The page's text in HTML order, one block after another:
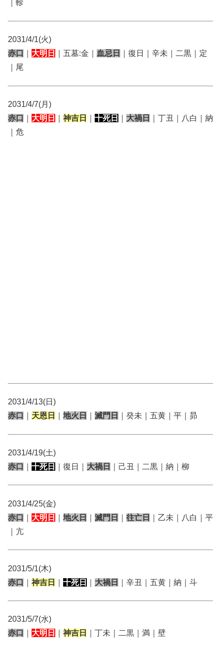
｜軫
2031/4/1(火)
赤口
大明日 ｜五墓:金｜ 血忌日
｜復日｜辛未｜二黒｜定
｜尾
2031/4/7(月)
赤口
大明日 神吉日 十死日 大禍日
｜丁丑｜八白｜納
｜危
2031/4/13(日)
赤口
天恩日 地火日 滅門日 ｜癸未｜五黄｜平｜昴
2031/4/19(土)
赤口
十死日 ｜復日｜ 大禍日 ｜己丑｜二黒｜納｜柳
2031/4/25(金)
赤口
大明日 地火日 滅門日 往亡日
｜乙未｜八白｜平
｜亢
2031/5/1(木)
赤口
神吉日 十死日 大禍日 ｜辛丑｜五黄｜納｜斗
2031/5/7(水)
赤口
大明日 神吉日 ｜丁未｜二黒｜満｜壁